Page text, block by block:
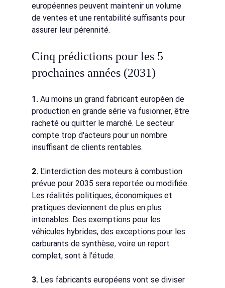
européennes peuvent maintenir un volume
de ventes et une rentabilité suffisants pour
assurer leur pérennité.
Cinq prédictions pour les 5
prochaines années (2031)
1. Au moins un grand fabricant européen de
production en grande série va fusionner, être
racheté ou quitter le marché. Le secteur
compte trop d'acteurs pour un nombre
insuffisant de clients rentables.
2. L'interdiction des moteurs à combustion
prévue pour 2035 sera reportée ou modifiée.
Les réalités politiques, économiques et
pratiques deviennent de plus en plus
intenables. Des exemptions pour les
véhicules hybrides, des exceptions pour les
carburants de synthèse, voire un report
complet, sont à l'étude.
3. Les fabricants européens vont se diviser